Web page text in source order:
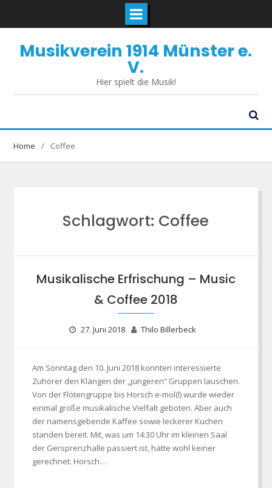
contentMusikverein 1914 Münster e.
V.
Hier spielt die Musik!
Home Coffee
Schlagwort: Coffee
Musikalische Erfrischung – Music
& Coffee 2018
27. Juni 2018 Thilo Billerbeck
Am Sonntag den 10. Juni 2018 konnten interessierte
Zuhörer den Klängen der „jüngeren“ Gruppen lauschen.
Von der Flötengruppe bis Horsch e-mol(l) wurde wieder
einmal große musikalische Vielfalt geboten. Aber auch
der namensgebende Kaffee sowie leckerer Kuchen
standen bereit. Mit, was um 14:30 Uhr im kleinen Saal
der Gersprenzhalle passiert ist, hätte wohl keiner
gerechnet. Horsch…